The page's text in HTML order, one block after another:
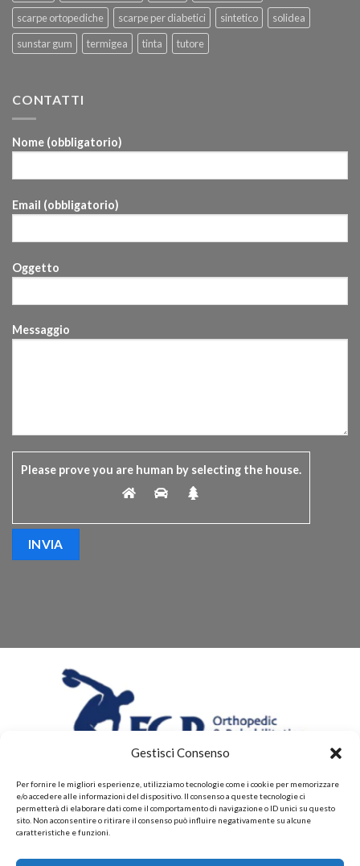
Gestisci Consenso
Per fornire le migliori esperienze, utilizziamo tecnologie come i cookie per memorizzare
e/o accedere alle informazioni del dispositivo. Il consenso a queste tecnologie ci
permetterà di elaborare dati come il comportamento di navigazione o ID unici su questo
sito. Non acconsentire o ritirare il consenso può influire negativamente su alcune
caratteristiche e funzioni.
scarpe ortopediche
scarpe per diabetici sintetico
solidea
sunstar gum
termigea tinta tutore
CONTATTI
Nome (obbligatorio)
Email (obbligatorio)
Oggetto
Messaggio
Please prove you are human by selecting the house.